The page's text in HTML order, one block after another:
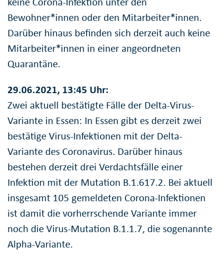
Bewohner*innen oder den Mitarbeiter*innen.
Darüber hinaus befinden sich derzeit auch keine
Mitarbeiter*innen in einer angeordneten
Quarantäne.
29.06.2021, 13:45 Uhr:
Zwei aktuell bestätigte Fälle der Delta-Virus-
Variante in Essen: In Essen gibt es derzeit zwei
bestätige Virus-Infektionen mit der Delta-
Variante des Coronavirus. Darüber hinaus
bestehen derzeit drei Verdachtsfälle einer
Infektion mit der Mutation B.1.617.2. Bei aktuell
insgesamt 105 gemeldeten Corona-Infektionen
ist damit die vorherrschende Variante immer
noch die Virus-Mutation B.1.1.7, die sogenannte
Alpha-Variante.